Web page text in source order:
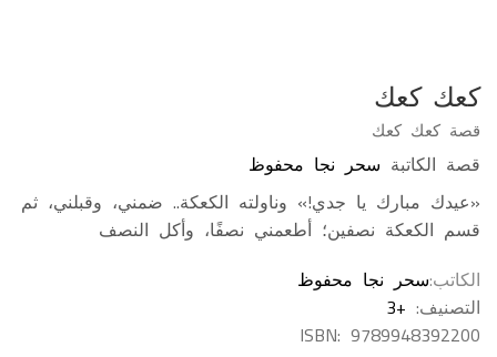
كعك كعك
قصة كعك كعك
قصة الكاتبة سحر نجا محفوظ
«عيدك مبارك يا جدي!» وناولته الكعكة.. ضمني، وقبلني، ثم
قسم الكعكة نصفين؛ أطعمني نصفًا، وأكل النصف
الكاتبسحر نجا محفوظ
التصنيف: +3
ISBN:9789948392200